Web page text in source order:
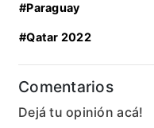
#Paraguay
#Qatar 2022
Comentarios
Dejá tu opinión acá!